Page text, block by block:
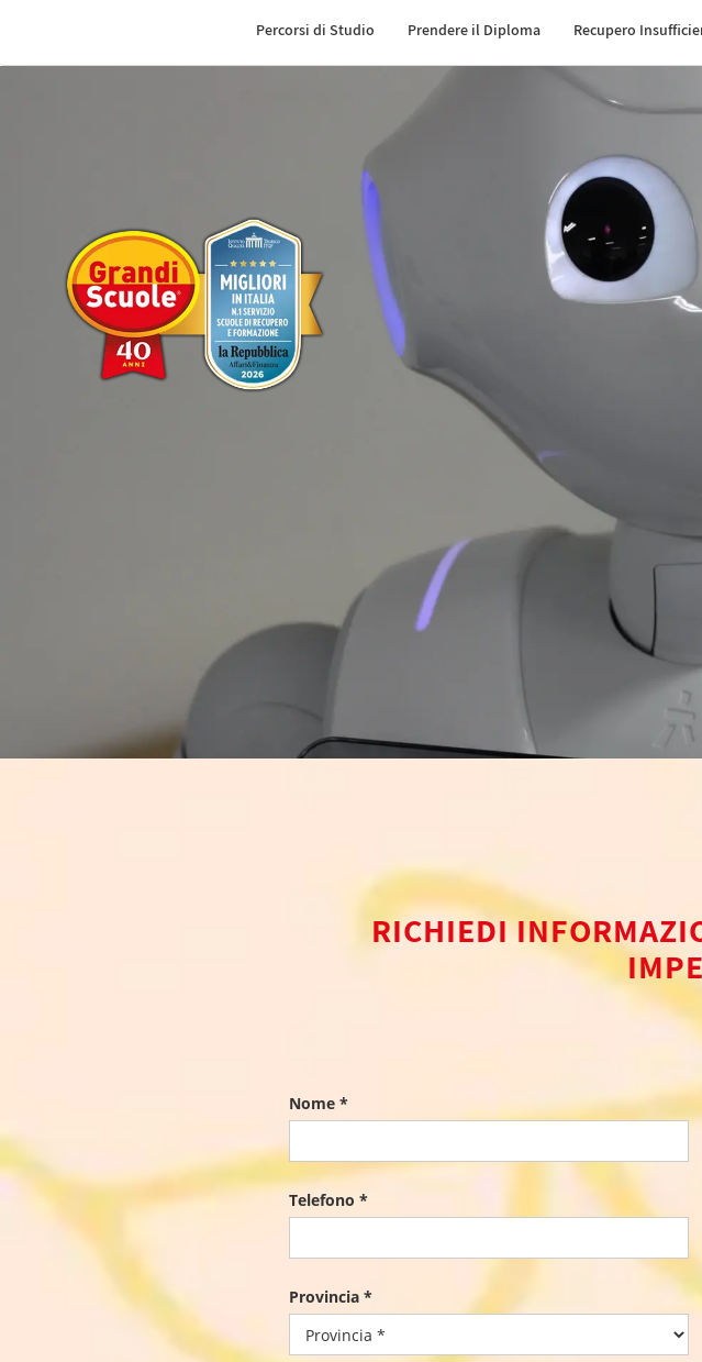
Percorsi di Studio Prendere il Diploma Recupero
RICHIEDI
Nome *
Telefono *
Provincia *